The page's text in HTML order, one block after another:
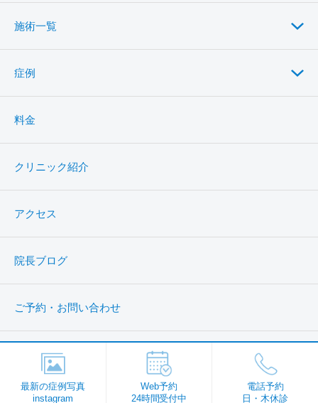
施術一覧
症例
料金
クリニック紹介
アクセス
院長ブログ
ご予約・お問い合わせ
Copyright © 秋葉原美容クリニック. All Rights Reserved.
最新の症例写真
instagram
Web予約
24時間受付中
電話予約
日・木休診